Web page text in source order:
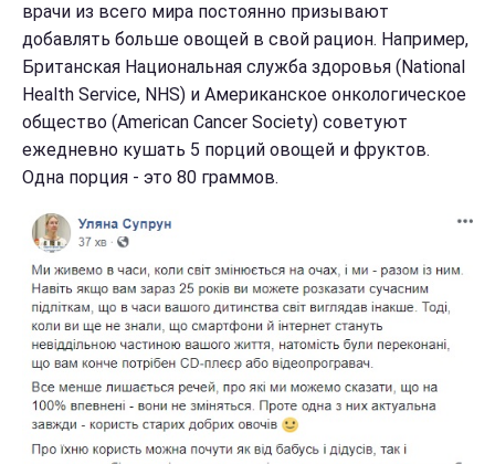
врачи из всего мира постоянно призывают
добавлять больше овощей в свой рацион. Например,
Британская Национальная служба здоровья (National
Health Service, NHS) и Американское онкологическое
общество (American Cancer Society) советуют
ежедневно кушать 5 порций овощей и фруктов.
Одна порция - это 80 граммов.